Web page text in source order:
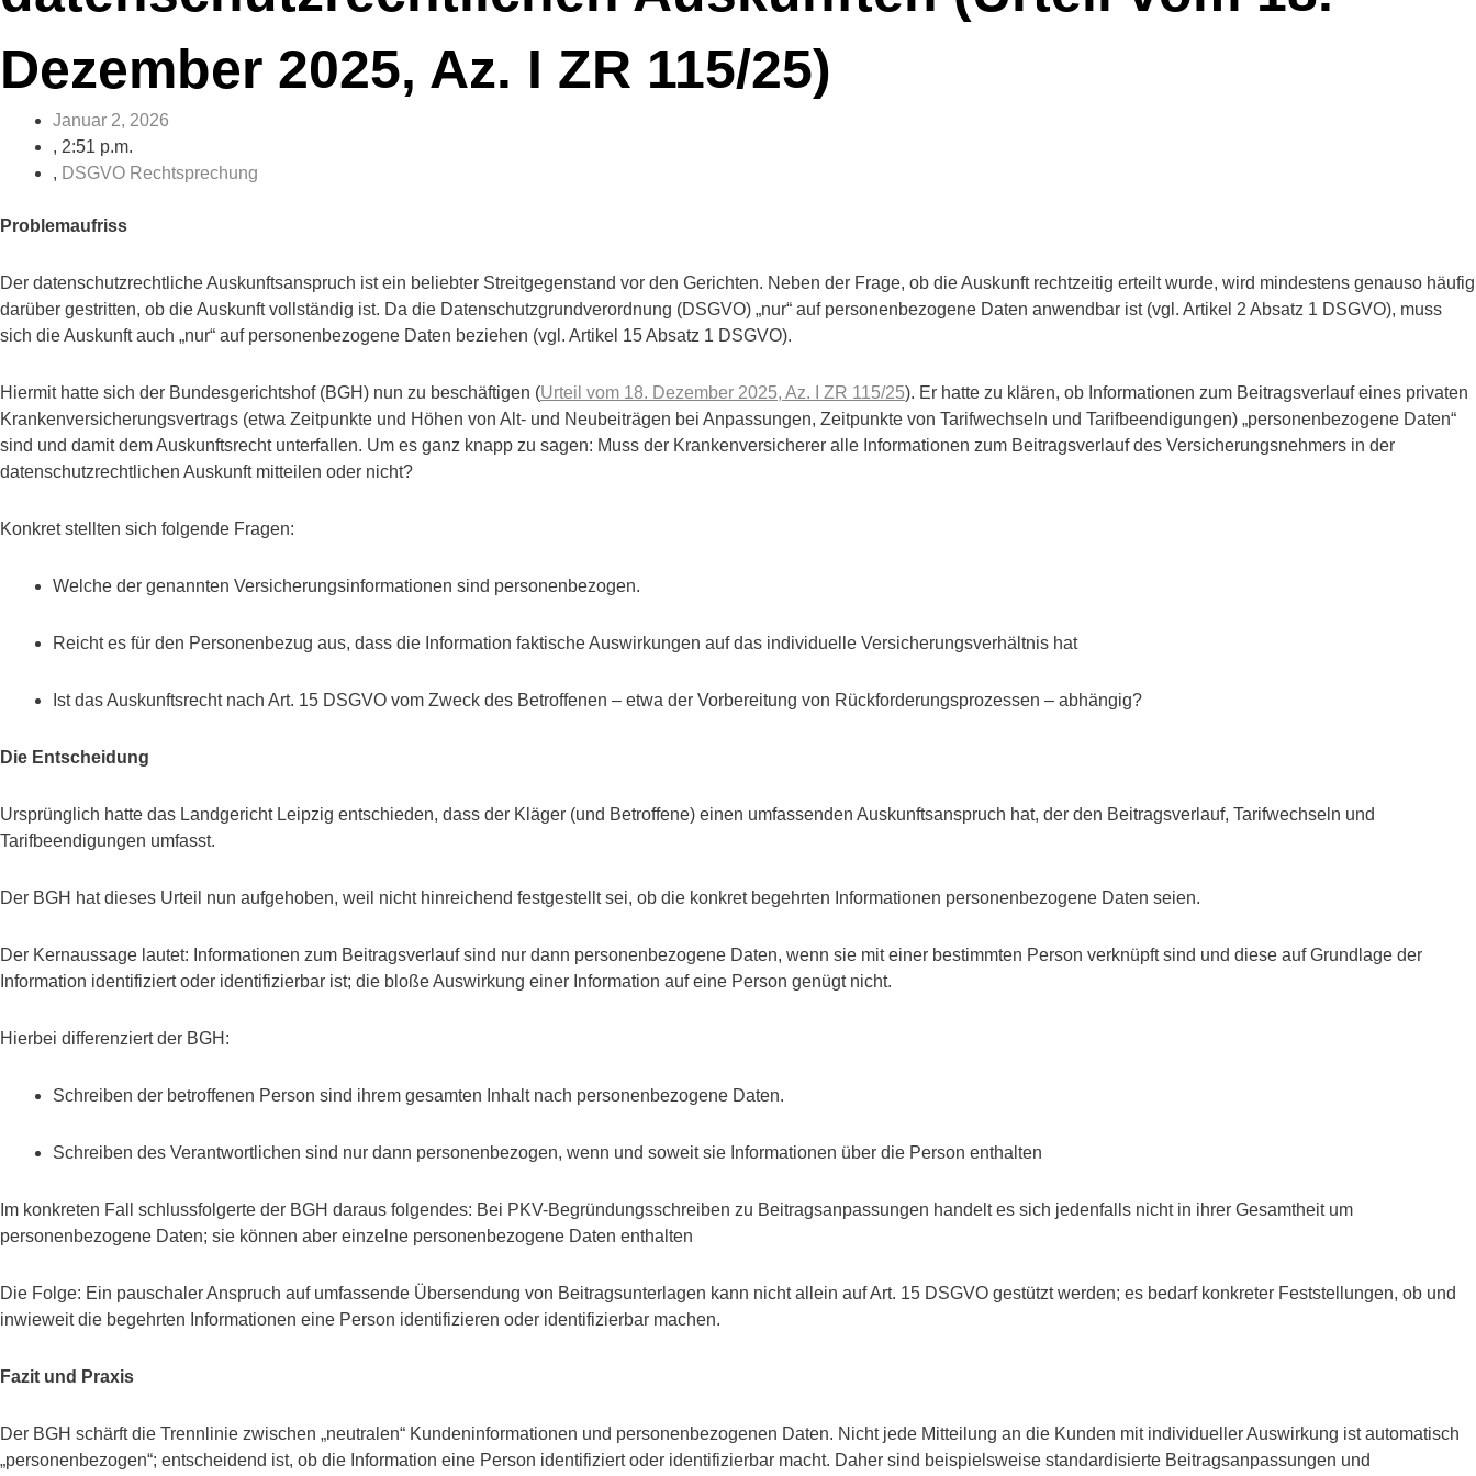
Dezember 2025, Az. I ZR 115/25)
Januar 2, 2026
, 2:51 p.m.
, DSGVO Rechtsprechung
Problemaufriss
Der datenschutzrechtliche Auskunftsanspruch ist ein beliebter Streitgegenstand vor den Gerichten. Neben der Frage, ob die Auskunft rechtzeitig erteilt wurde, wird mindestens genauso häufig
darüber gestritten, ob die Auskunft vollständig ist. Da die Datenschutzgrundverordnung (DSGVO) „nur“ auf personenbezogene Daten anwendbar ist (vgl. Artikel 2 Absatz 1 DSGVO), muss
sich die Auskunft auch „nur“ auf personenbezogene Daten beziehen (vgl. Artikel 15 Absatz 1 DSGVO).
Hiermit hatte sich der Bundesgerichtshof (BGH) nun zu beschäftigen (Urteil vom 18. Dezember 2025, Az. I ZR 115/25). Er hatte zu klären, ob Informationen zum Beitragsverlauf eines privaten
Krankenversicherungsvertrags (etwa Zeitpunkte und Höhen von Alt- und Neubeiträgen bei Anpassungen, Zeitpunkte von Tarifwechseln und Tarifbeendigungen) „personenbezogene Daten“
sind und damit dem Auskunftsrecht unterfallen. Um es ganz knapp zu sagen: Muss der Krankenversicherer alle Informationen zum Beitragsverlauf des Versicherungsnehmers in der
datenschutzrechtlichen Auskunft mitteilen oder nicht?
Konkret stellten sich folgende Fragen:
Welche der genannten Versicherungsinformationen sind personenbezogen.
Reicht es für den Personenbezug aus, dass die Information faktische Auswirkungen auf das individuelle Versicherungsverhältnis hat
Ist das Auskunftsrecht nach Art. 15 DSGVO vom Zweck des Betroffenen – etwa der Vorbereitung von Rückforderungsprozessen – abhängig?
Die Entscheidung
Ursprünglich hatte das Landgericht Leipzig entschieden, dass der Kläger (und Betroffene) einen umfassenden Auskunftsanspruch hat, der den Beitragsverlauf, Tarifwechseln und
Tarifbeendigungen umfasst.
Der BGH hat dieses Urteil nun aufgehoben, weil nicht hinreichend festgestellt sei, ob die konkret begehrten Informationen personenbezogene Daten seien.
Der Kernaussage lautet: Informationen zum Beitragsverlauf sind nur dann personenbezogene Daten, wenn sie mit einer bestimmten Person verknüpft sind und diese auf Grundlage der
Information identifiziert oder identifizierbar ist; die bloße Auswirkung einer Information auf eine Person genügt nicht.
Hierbei differenziert der BGH:
Schreiben der betroffenen Person sind ihrem gesamten Inhalt nach personenbezogene Daten.
Schreiben des Verantwortlichen sind nur dann personenbezogen, wenn und soweit sie Informationen über die Person enthalten
Im konkreten Fall schlussfolgerte der BGH daraus folgendes: Bei PKV-Begründungsschreiben zu Beitragsanpassungen handelt es sich jedenfalls nicht in ihrer Gesamtheit um
personenbezogene Daten; sie können aber einzelne personenbezogene Daten enthalten
Die Folge: Ein pauschaler Anspruch auf umfassende Übersendung von Beitragsunterlagen kann nicht allein auf Art. 15 DSGVO gestützt werden; es bedarf konkreter Feststellungen, ob und
inwieweit die begehrten Informationen eine Person identifizieren oder identifizierbar machen.
Fazit und Praxis
Der BGH schärft die Trennlinie zwischen „neutralen“ Kundeninformationen und personenbezogenen Daten. Nicht jede Mitteilung an die Kunden mit individueller Auswirkung ist automatisch
„personenbezogen“; entscheidend ist, ob die Information eine Person identifiziert oder identifizierbar macht. Daher sind beispielsweise standardisierte Beitragsanpassungen und